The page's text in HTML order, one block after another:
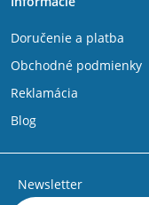
Doručenie a platba
Obchodné podmienky
Reklamácia
Blog
Newsletter